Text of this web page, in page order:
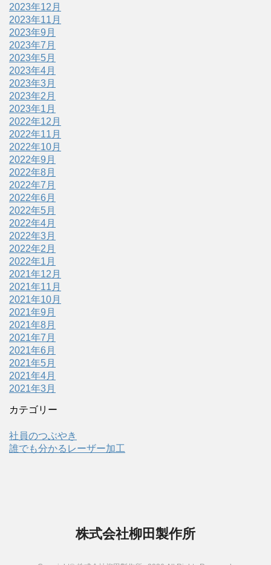
2023年12月
2023年11月
2023年9月
2023年7月
2023年5月
2023年4月
2023年3月
2023年2月
2023年1月
2022年12月
2022年11月
2022年10月
2022年9月
2022年8月
2022年7月
2022年6月
2022年5月
2022年4月
2022年3月
2022年2月
2022年1月
2021年12月
2021年11月
2021年10月
2021年9月
2021年8月
2021年7月
2021年6月
2021年5月
2021年4月
2021年3月
カテゴリー
社員のつぶやき
誰でも分かるレーザー加工
株式会社柳田製作所